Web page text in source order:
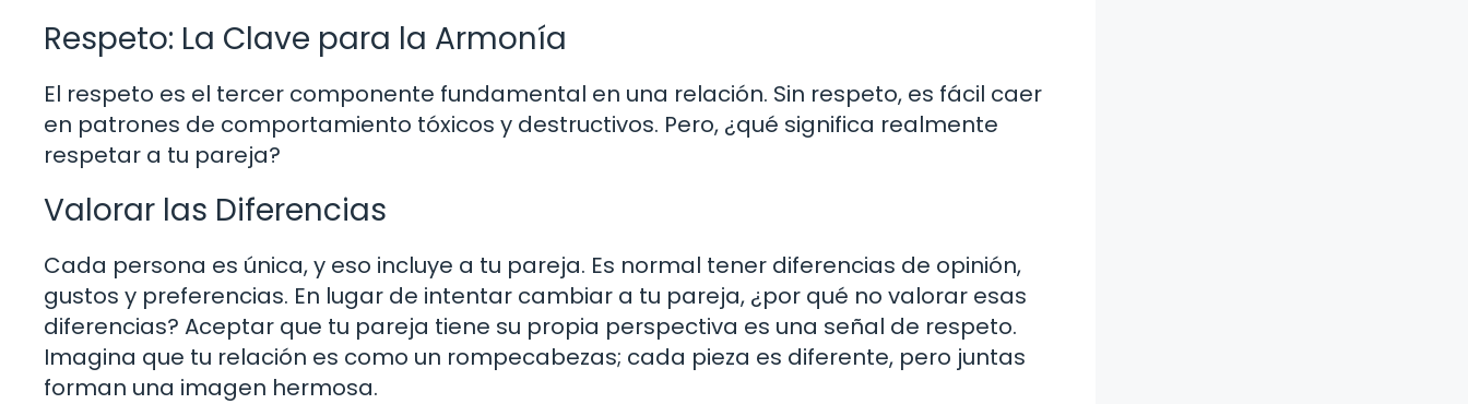
Respeto: La Clave para la Armonía
El respeto es el tercer componente fundamental en una relación. Sin respeto, es fácil caer
en patrones de comportamiento tóxicos y destructivos. Pero, ¿qué significa realmente
respetar a tu pareja?
Valorar las Diferencias
Cada persona es única, y eso incluye a tu pareja. Es normal tener diferencias de opinión,
gustos y preferencias. En lugar de intentar cambiar a tu pareja, ¿por qué no valorar esas
diferencias? Aceptar que tu pareja tiene su propia perspectiva es una señal de respeto.
Imagina que tu relación es como un rompecabezas; cada pieza es diferente, pero juntas
forman una imagen hermosa.